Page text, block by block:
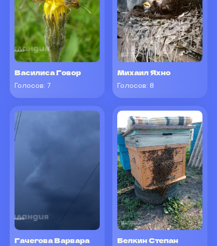
Василиса Говор
Голосов: 7
Михаил Яхно
Голосов: 8
Гачегова Варвара Белкин Степан